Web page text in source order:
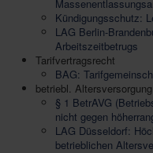
Kündigungsschutz:
LAG Berlin-
Arbeitszeitbetrugs
Tarifvertragsrecht
BAG:
betriebl. Altersversorgung
§ 1 BetrAVG
nicht gegen
LAG Düsseldorf:
betrieblichen